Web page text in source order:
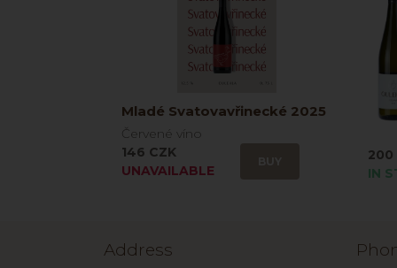
Mladé Svatovavřinecké 2025
Červené víno
146 CZK
UNAVAILABLE
200
IN
Address